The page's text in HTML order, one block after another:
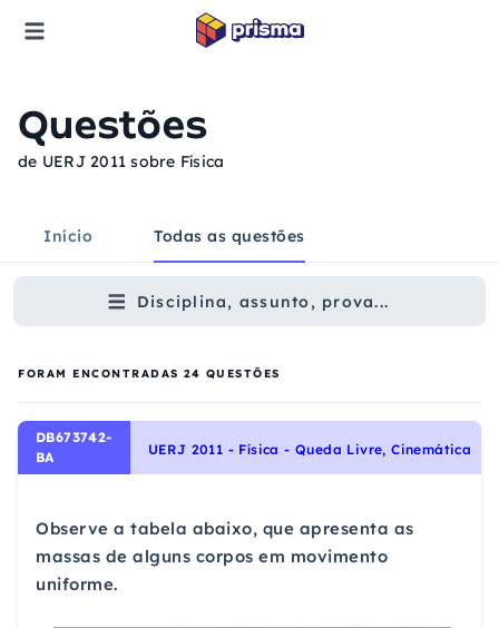
Questões
de UERJ 2011 sobre Física
Início Todas as questões
Disciplina, assunto, prova...
FORAM ENCONTRADAS 24 QUESTÕES
DB673742-
BA
UERJ 2011 - Física - Queda Livre, Cinemática
Observe a tabela abaixo, que apresenta as
massas de alguns corpos em movimento
uniforme.